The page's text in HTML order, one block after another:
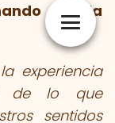
en la
experiencia
de lo que
sentidos